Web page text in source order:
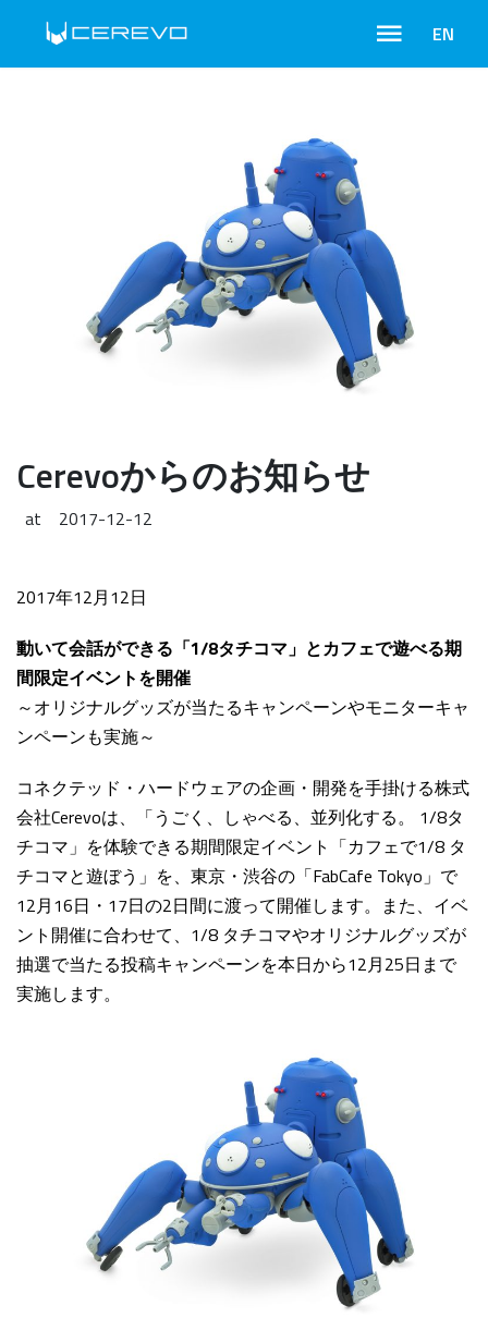
EN
Cerevoからのお知らせ
at 2017-12-12
2017年12月12日
動いて会話ができる「1/8タチコマ」とカフェで遊べる期
間限定イベントを開催
～オリジナルグッズが当たるキャンペーンやモニターキャ
ンペーンも実施～
コネクテッド・ハードウェアの企画・開発を手掛ける株式
会社Cerevoは、「うごく、しゃべる、並列化する。 1/8タ
チコマ」を体験できる期間限定イベント「カフェで1/8 タ
チコマと遊ぼう」を、東京・渋谷の「FabCafe Tokyo」で
12月16日・17日の2日間に渡って開催します。また、イベ
ント開催に合わせて、1/8 タチコマやオリジナルグッズが
抽選で当たる投稿キャンペーンを本日から12月25日まで
実施します。